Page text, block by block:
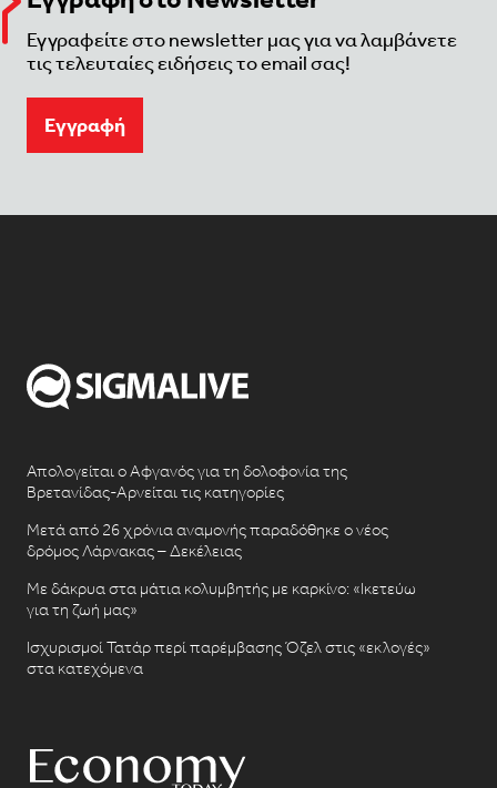
Εγγραφείτε στο newsletter μας για να λαμβάνετε
τις τελευταίες ειδήσεις το email σας!
Eγγραφή
Απολογείται ο Αφγανός για τη δολοφονία της
Βρετανίδας-Αρνείται τις κατηγορίες
Μετά από 26 χρόνια αναμονής παραδόθηκε ο νέος
δρόμος Λάρνακας – Δεκέλειας
Με δάκρυα στα μάτια κολυμβητής με καρκίνο: «Ικετεύω
για τη ζωή μας»
Ισχυρισμοί Τατάρ περί παρέμβασης Όζελ στις «εκλογές»
στα κατεχόμενα